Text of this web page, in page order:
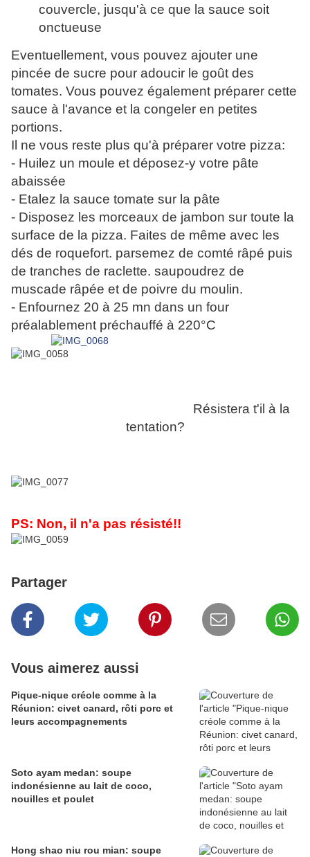
couvercle, jusqu'à ce que la sauce soit
onctueuse
Eventuellement, vous pouvez ajouter une
pincée de sucre pour adoucir le goût des
tomates. Vous pouvez également préparer cette
sauce à l'avance et la congeler en petites
portions.
Il ne vous reste plus qu'à préparer votre pizza:
- Huilez un moule et déposez-y votre pâte
abaissée
- Etalez la sauce tomate sur la pâte
- Disposez les morceaux de jambon sur toute la
surface de la pizza. Faites de même avec les
dés de roquefort. parsemez de comté râpé puis
de tranches de raclette. saupoudrez de
muscade râpée et de poivre du moulin.
- Enfournez 20 à 25 mn dans un four
préalablement préchauffé à 220°C
Résistera t'il à la
tentation?
PS: Non, il n'a pas résisté!!
Partager
Vous aimerez aussi
Pique-nique créole comme à la
Réunion: civet canard, rôti porc et
leurs accompagnements
Soto ayam medan: soupe
indonésienne au lait de coco,
nouilles et poulet
Hong shao niu rou mian: soupe